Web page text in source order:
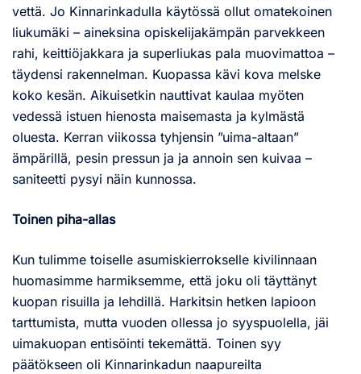
vettä. Jo Kinnarinkadulla käytössä ollut omatekoinen
liukumäki – aineksina opiskelijakämpän parvekkeen
rahi, keittiöjakkara ja superliukas pala muovimattoa –
täydensi rakennelman. Kuopassa kävi kova melske
koko kesän. Aikuisetkin nauttivat kaulaa myöten
vedessä istuen hienosta maisemasta ja kylmästä
oluesta. Kerran viikossa tyhjensin ”uima-altaan”
ämpärillä, pesin pressun ja ja annoin sen kuivaa –
saniteetti pysyi näin kunnossa.
Toinen piha-allas
Kun tulimme toiselle asumiskierrokselle kivilinnaan
huomasimme harmiksemme, että joku oli täyttänyt
kuopan risuilla ja lehdillä. Harkitsin hetken lapioon
tarttumista, mutta vuoden ollessa jo syyspuolella, jäi
uimakuopan entisöinti tekemättä. Toinen syy
päätökseen oli Kinnarinkadun naapureilta